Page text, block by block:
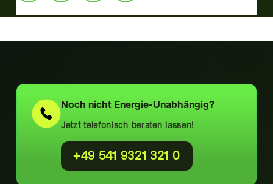
Noch nicht Energie-Unabhängig?
Jetzt telefonisch beraten lassen!
+49 541 9321 321 0